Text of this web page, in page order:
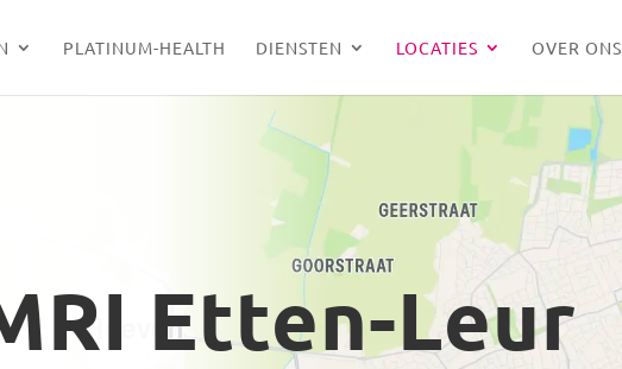
PLATINUM-HEALTH DIENSTEN LOCATIES OVER ONS
Etten-Leur